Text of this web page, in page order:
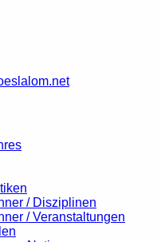
/ Disziplinen
/ Veranstaltungen